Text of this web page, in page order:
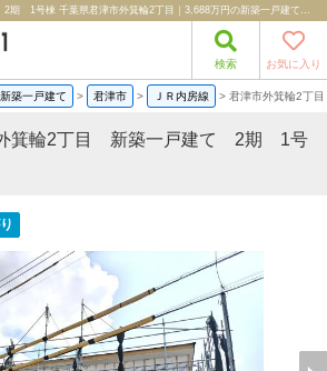
君津市外箕輪2丁目 新築一戸建て 2期 1号棟 千葉県君津市外箕輪2丁目｜3,688万円の新築一戸建て｜分譲住宅や新築物件｜株式会社エステートコンサル
検索 お気に入り
新築一戸建て > 君津市 > ＪＲ内房線 > 君津市外箕輪2丁
箕輪2丁目 新築一戸建て 2期 1号